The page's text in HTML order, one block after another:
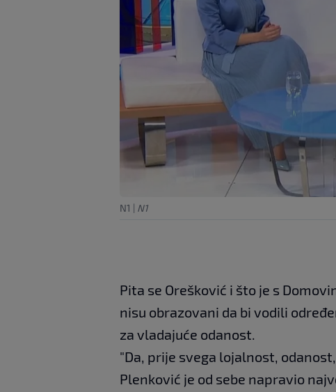
N1 | N1
Pita se Orešković i što je s
nisu obrazovani da bi vodili
za vladajuće odanost.
"Da, prije svega lojalnost,
Plenković je od sebe napravio